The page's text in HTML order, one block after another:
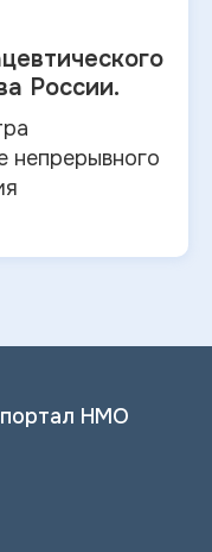
России.
непрерывного
НМО